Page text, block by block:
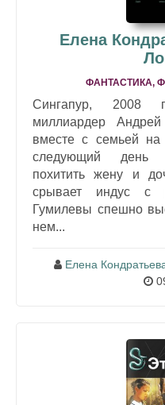
Елена
ФАНТАСТИКА,
Сингапур, 2008
миллиардер
вместе с семьей
следующий день
похитить жену и
срывает индус с
Гумилевы спешно
нем...
Елена